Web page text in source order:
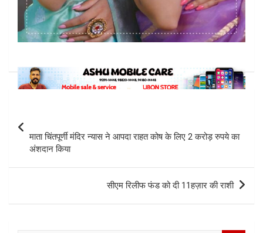
माता चिंतपूर्णी मंदिर न्यास ने आपदा राहत कोष के लिए 2 करोड़ रुपये का
अंशदान किया
सीएम रिलीफ फंड को दी 11हज़ार की राशी